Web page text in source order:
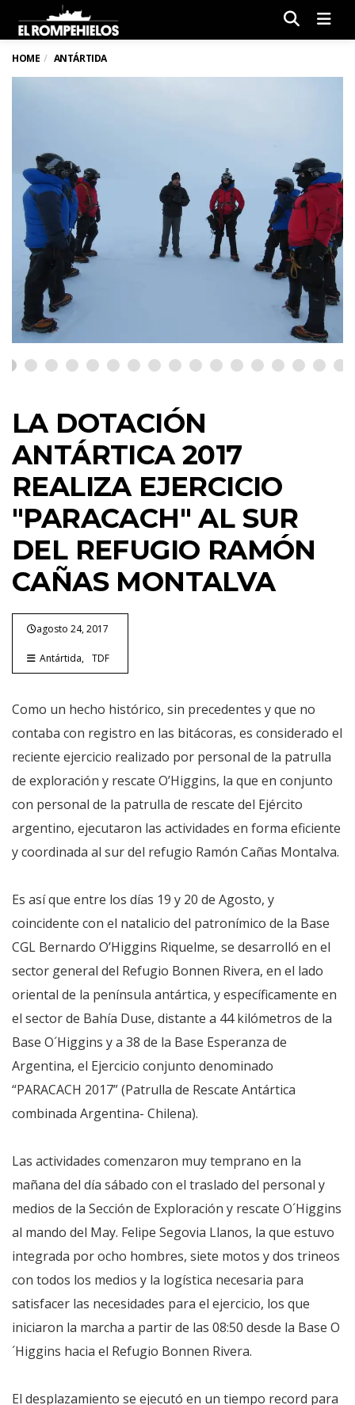
HOME ANTÁRTIDA
LA DOTACIÓN
ANTÁRTICA 2017
REALIZA EJERCICIO
"PARACACH" AL SUR
DEL REFUGIO RAMÓN
CAÑAS MONTALVA
agosto 24, 2017
Antártida TDF
Como un hecho histórico, sin precedentes y que no
contaba con registro en las bitácoras, es considerado el
reciente ejercicio realizado por personal de la patrulla
de exploración y rescate O’Higgins, la que en conjunto
con personal de la patrulla de rescate del Ejército
argentino, ejecutaron las actividades en forma eficiente
y coordinada al sur del refugio Ramón Cañas Montalva.
Es así que entre los días 19 y 20 de Agosto, y
coincidente con el natalicio del patronímico de la Base
CGL Bernardo O’Higgins Riquelme, se desarrolló en el
sector general del Refugio Bonnen Rivera, en el lado
oriental de la península antártica, y específicamente en
el sector de Bahía Duse, distante a 44 kilómetros de la
Base O´Higgins y a 38 de la Base Esperanza de
Argentina, el Ejercicio conjunto denominado
“PARACACH 2017” (Patrulla de Rescate Antártica
combinada Argentina- Chilena).
Las actividades comenzaron muy temprano en la
mañana del día sábado con el traslado del personal y
medios de la Sección de Exploración y rescate O´Higgins
al mando del May. Felipe Segovia Llanos, la que estuvo
integrada por ocho hombres, siete motos y dos trineos
con todos los medios y la logística necesaria para
satisfacer las necesidades para el ejercicio, los que
iniciaron la marcha a partir de las 08:50 desde la Base O
´Higgins hacia el Refugio Bonnen Rivera.
El desplazamiento se ejecutó en un tiempo record para